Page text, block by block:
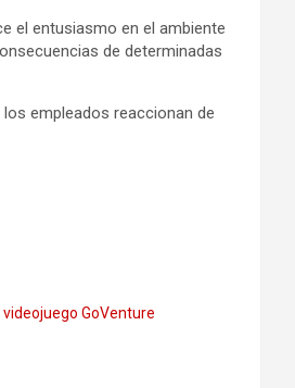
el entusiasmo en el ambiente
de determinadas
empleados reaccionan de
GoVenture